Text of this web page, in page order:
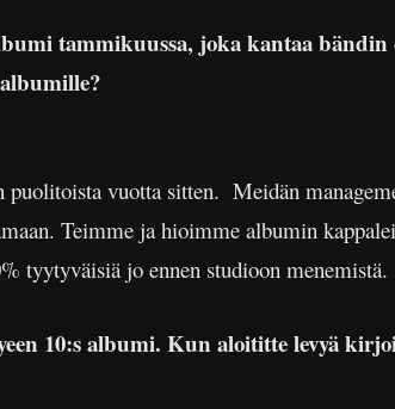
tammikuussa, joka kantaa bändin
vuotta sitten. Meidän
Teimme ja hioimme albumin
tyytyväisiä jo ennen studioon menemistä.
10:s albumi. Kun aloititte levyä